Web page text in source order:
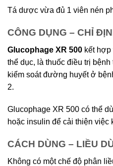
Tá dược vừa đủ 1 viên nén
CÔNG DỤNG – CHỈ
Glucophage XR 500 kết
thể dục, là thuốc điều trị
kiểm soát đường huyết ở
2.
Glucophage XR 500 có thể
hoặc insulin để cải thiện việc
CÁCH DÙNG – LIỀU
Không có một chế độ phân